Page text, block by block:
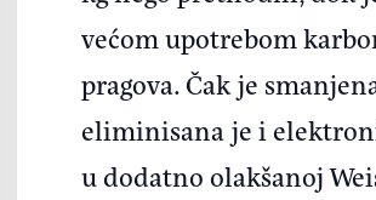
većom upotrebom
pragova. Čak je
eliminisana je i
u dodatno olakšanoj